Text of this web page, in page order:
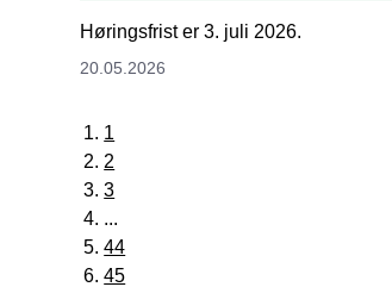
Høringsfrist er 3. juli 2026.
20.05.2026
1
2
3
...
44
45